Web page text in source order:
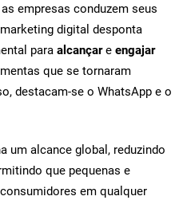
empresas conduzem seus
digital desponta
para alcançare engajar
que se tornaram
destacam-se o WhatsApp e o
um alcance global, reduzindo
que pequenas e
em qualquer